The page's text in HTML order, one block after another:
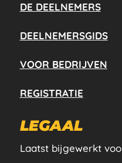
DE DEELNEMERS
DEELNEMERSGIDS
VOOR BEDRIJVEN
REGISTRATIE
LEGAAL
Laatst bijgewerkt